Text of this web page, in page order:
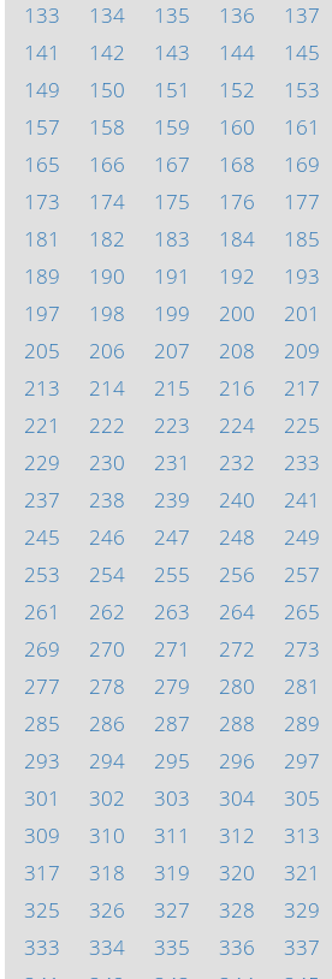
133
134 135 136 137
141
142 143 144 145
149
150 151 152 153
157
158 159 160 161
165
166 167 168 169
173
174 175 176 177
181
182 183 184 185
189
190 191 192 193
197
198 199 200 201
205
206 207 208 209
213
214 215 216 217
221
222 223 224 225
229
230 231 232 233
237
238 239 240 241
245
246 247 248 249
253
254 255 256 257
261
262 263 264 265
269
270 271 272 273
277
278 279 280 281
285
286 287 288 289
293
294 295 296 297
301
302 303 304 305
309
310 311 312 313
317
318 319 320 321
325
326 327 328 329
333
334 335 336 337